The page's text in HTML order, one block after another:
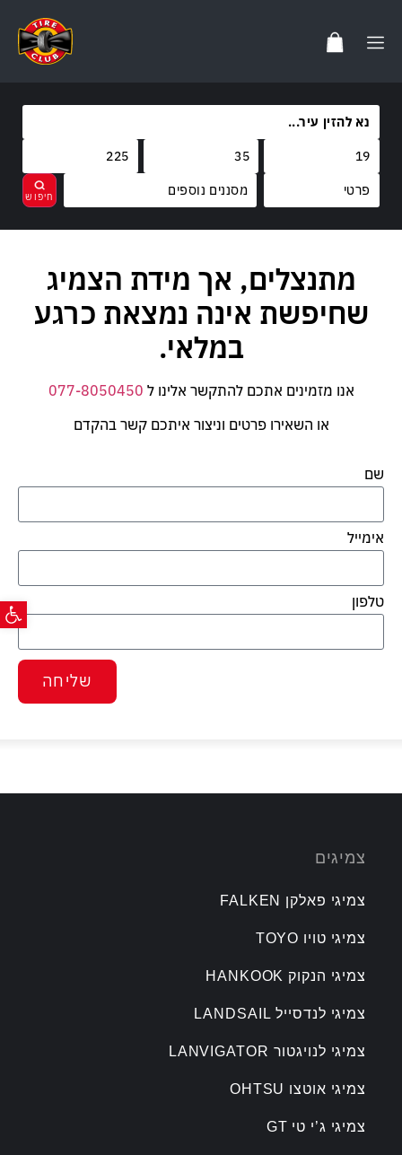
פתח
מסננים נוספים
קוד משקל
קוד מהירות
נקה בחר
מתנצלים, אך מידת הצמיג
שחיפשת אינה נמצאת כרגע
במלאי.
אנו מזמינים אתכם להתקשר אלינו ל 077-8050450
או השאירו פרטים וניצור איתכם קשר בהקדם
שם
אימייל
טלפון
שליחה
צמיגים
צמיגי פאלקן FALKEN
צמיגי טויו TOYO
צמיגי הנקוק HANKOOK
צמיגי לנדסייל LANDSAIL
צמיגי לנויגטור LANVIGATOR
צמיגי אוטצו OHTSU
צמיגי ג’י טי GT